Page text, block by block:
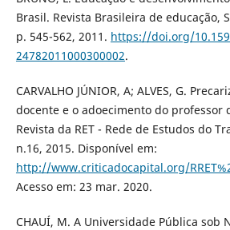
Brasil. Revista Brasileira de educação,
p. 545-562, 2011. https://doi.org/
24782011000300002.
CARVALHO JÚNIOR, A; ALVES, G.
docente e o adoecimento do professor
Revista da RET - Rede de Estudos do
n.16, 2015. Disponível em:
http://www.criticadocapital.org/
Acesso em: 23 mar. 2020.
CHAUÍ, M. A Universidade Pública sob